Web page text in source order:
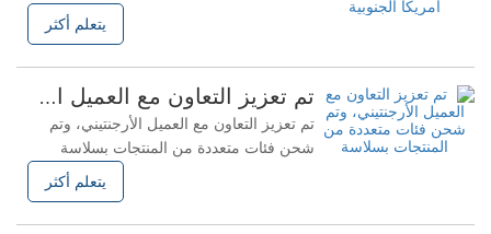
في أمريكا الجنوبية باعتبارنا شركة رائدة في
صناعة قطع غيار السيارات، يشرفنا أن نقدم
أنظمة ذراع التوجيه المصممة بدقة ✓ حلول
نوابض الأوراق المخصصة ✓ جودة العملية
التي تلبي المعايير
يتعلم أكثر
تم تعزيز التعاون مع العميل الأرجنتيني، وتم شحن فئات متعددة من المنتجات بسلاسة
تم تعزيز التعاون مع العميل الأرجنتيني، وتم
شحن فئات متعددة من المنتجات بسلاسة
مؤخرًا، أكملت شركتنا تسليم دفعة أخرى
من البضائع إلى الأرجنتين. تشمل هذه الطلبية
يتعلم أكثر